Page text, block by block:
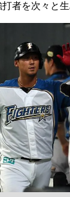
者を次々と生